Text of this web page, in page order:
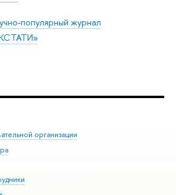
популярный журнал
организации